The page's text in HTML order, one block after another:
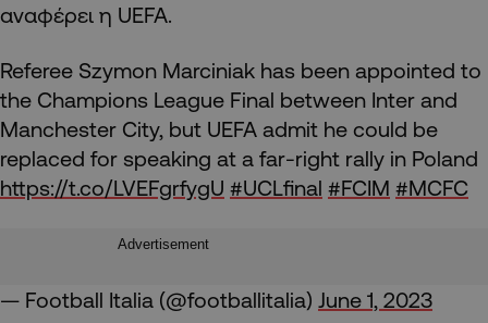
αναφέρει η UEFA.
Referee Szymon Marciniak has been appointed to
the Champions League Final between Inter and
Manchester City, but UEFA admit he could be
replaced for speaking at a far-right rally in Poland
https://t.co/LVEFgrfygU #UCLfinal #FCIM #MCFC
Advertisement
— Football Italia (@footballitalia) June 1, 2023